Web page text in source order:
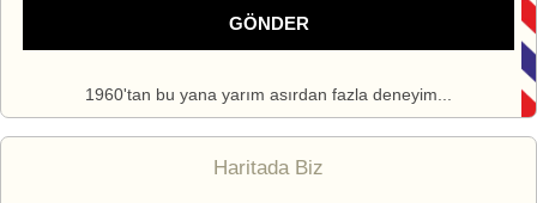
GÖNDER
1960'tan bu yana yarım asırdan fazla deneyim...
Haritada Biz